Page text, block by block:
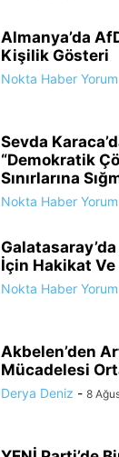
Almanya’da
Kişilik Gösteri
Nokta Haber Yorum
Sevda
“Demokratik
Sınırlarına
Nokta Haber Yorum
İçin Hakikat Ve
Nokta Haber Yorum
Akbelen’den
Mücadelesi
Derya Deniz - 8